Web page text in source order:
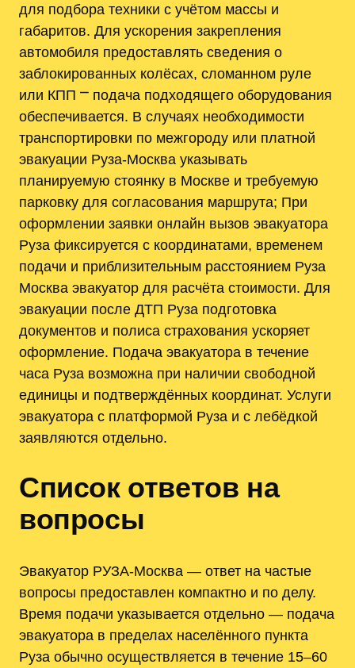
для подбора техники с учётом массы и
габаритов. Для ускорения закрепления
автомобиля предоставлять сведения о
заблокированных колёсах, сломанном руле
или КПП ⎻ подача подходящего оборудования
обеспечивается. В случаях необходимости
транспортировки по межгороду или платной
эвакуации Руза-Москва указывать
планируемую стоянку в Москве и требуемую
парковку для согласования маршрута; При
оформлении заявки онлайн вызов эвакуатора
Руза фиксируется с координатами, временем
подачи и приблизительным расстоянием Руза
Москва эвакуатор для расчёта стоимости. Для
эвакуации после ДТП Руза подготовка
документов и полиса страхования ускоряет
оформление. Подача эвакуатора в течение
часа Руза возможна при наличии свободной
единицы и подтверждённых координат. Услуги
эвакуатора с платформой Руза и с лебёдкой
заявляются отдельно.
Список ответов на
вопросы
Эвакуатор РУЗА-Москва — ответ на частые
вопросы предоставлен компактно и по делу.
Время подачи указывается отдельно — подача
эвакуатора в пределах населённого пункта
Руза обычно осуществляется в течение 15–60